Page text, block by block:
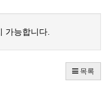
가능합니다.
목록